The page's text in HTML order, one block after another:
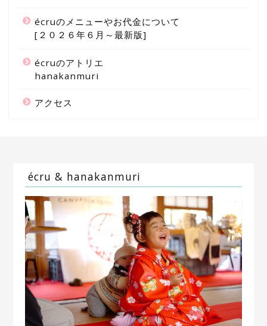
écruのメニューやお代金について
[２０２６年６月～最新版]
écruのアトリエ
hanakanmuri
アクセス
écru & hanakanmuri